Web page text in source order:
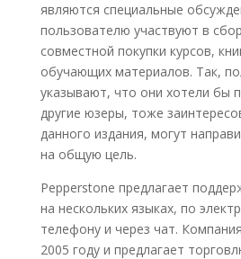
являются специальные
пользователю участвуют в
совместной покупки курсов,
обучающих материалов. Так,
указывают, что они хотели бы
другие юзеры, тоже
данного издания, могут
на общую цель.
Pepperstone предлагает
на нескольких языках, по
телефону и через чат.
2005 году и предлагает